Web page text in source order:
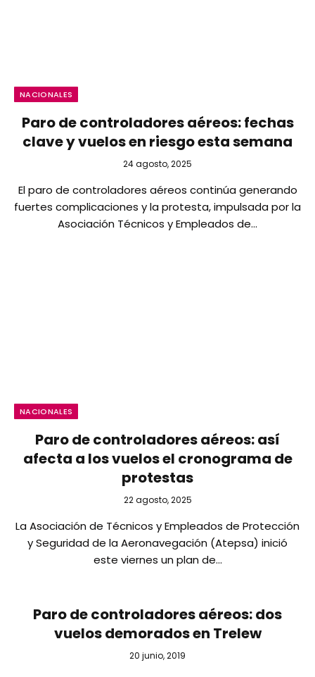
NACIONALES
Paro de controladores aéreos: fechas
clave y vuelos en riesgo esta semana
24 agosto, 2025
El paro de controladores aéreos continúa generando
fuertes complicaciones y la protesta, impulsada por la
Asociación Técnicos y Empleados de…
NACIONALES
Paro de controladores aéreos: así
afecta a los vuelos el cronograma de
protestas
22 agosto, 2025
La Asociación de Técnicos y Empleados de Protección
y Seguridad de la Aeronavegación (Atepsa) inició
este viernes un plan de…
Paro de controladores aéreos: dos
vuelos demorados en Trelew
20 junio, 2019